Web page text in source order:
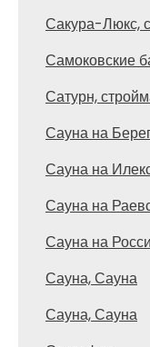
Сакура-Люкс,
Самоковские
Сатурн,
Сауна на
Сауна на
Сауна на
Сауна на
Сауна, Сауна
Сауна, Сауна